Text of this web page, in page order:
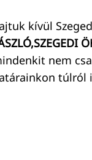
kívül
SZEGEDI
nem
túlról